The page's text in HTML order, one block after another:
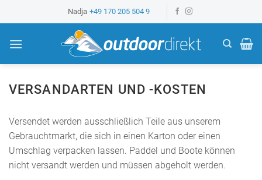
u
n
Nadja +49 170 205 504 9
VERSANDARTEN UND -KOSTEN
Versendet werden ausschließlich Teile aus unserem
Gebrauchtmarkt, die sich in einen Karton oder einen
Umschlag verpacken lassen. Paddel und Boote können
nicht versandt werden und müssen abgeholt werden.